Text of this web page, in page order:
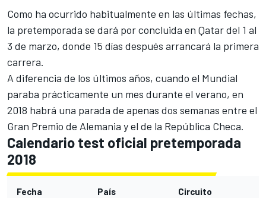
Como ha ocurrido habitualmente en las últimas fechas,
la pretemporada se dará por concluida en Qatar del 1 al
3 de marzo, donde 15 días después arrancará la primera
carrera.
A diferencia de los últimos años, cuando el Mundial
paraba prácticamente un mes durante el verano, en
2018 habrá una parada de apenas dos semanas entre el
Gran Premio de Alemania y el de la República Checa.
Calendario test oficial pretemporada
2018
Fecha País Circuito